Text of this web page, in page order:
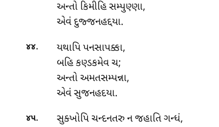
અન્તો કિમીહિ સમ્પુણ્ણા,
એવં દુજ્જનહદ્દયા.
૪૪.
યથાપિ પનસાપક્કા,
બહિ કણ્ડકમેવ ચ;
અન્તો અમતસમ્પન્ના,
એવં સુજનહદયા.
૪૫.
સુક્ખોપિ ચન્દનતરુ ન જહાતિ ગન્ધં,